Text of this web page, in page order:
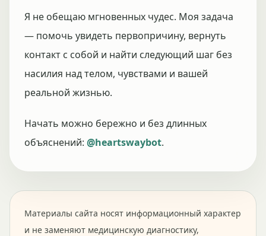
Я не обещаю мгновенных чудес. Моя задача
— помочь увидеть первопричину, вернуть
контакт с собой и найти следующий шаг без
насилия над телом, чувствами и вашей
реальной жизнью.
Начать можно бережно и без длинных
объяснений: @heartswaybot.
Материалы сайта носят информационный характер
и не заменяют медицинскую диагностику,